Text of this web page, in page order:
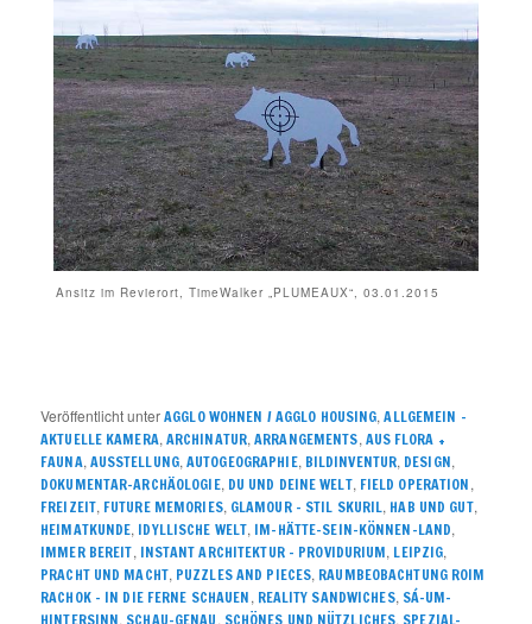
Ansitz im Revierort, TimeWalker „PLUMEAUX“, 03.01.2015
Veröffentlicht unterAGGLO WOHNEN / AGGLO HOUSING,ALLGEMEIN –
AKTUELLE KAMERA, ARCHINATUR,ARRANGEMENTS, AUS FLORA +
FAUNA, AUSSTELLUNG, AUTOGEOGRAPHIE, BILDINVENTUR, DESIGN,
DOKUMENTAR-ARCHÄOLOGIE, DU UND DEINE WELT, FIELD OPERATION,
FREIZEIT, FUTURE MEMORIES, GLAMOUR – STIL SKURIL, HAB UND GUT,
HEIMATKUNDE, IDYLLISCHE WELT, IM-HÄTTE-SEIN-KÖNNEN-LAND,
IMMER BEREIT, INSTANT ARCHITEKTUR – PROVIDURIUM, LEIPZIG,
PRACHT UND MACHT, PUZZLES AND PIECES, RAUMBEOBACHTUNG ROIM
RACHOK – IN DIE FERNE SCHAUEN, REALITY SANDWICHES, SÁ-UM-
, , ,